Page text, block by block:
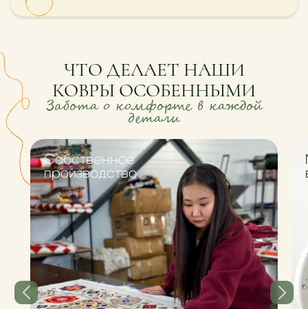
Забота о комфорте в каждой
детали
ЧТО ДЕЛАЕТ НАШИ
КОВРЫ ОСОБЕННЫМИ
Cобственное
производство